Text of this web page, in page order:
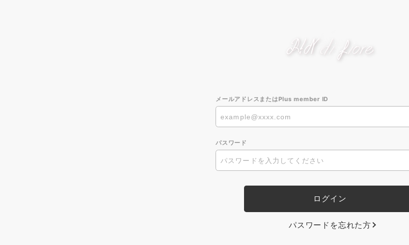
メールアドレスまたはPlus member ID
パスワード
パスワードを忘れた方